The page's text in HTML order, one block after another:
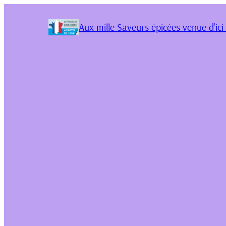
Aux mille Saveurs épicées venue